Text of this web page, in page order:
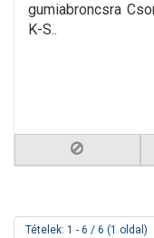
gumiabroncsra
K-S..
Tételek: 1 - 6 / 6 (1 oldal)